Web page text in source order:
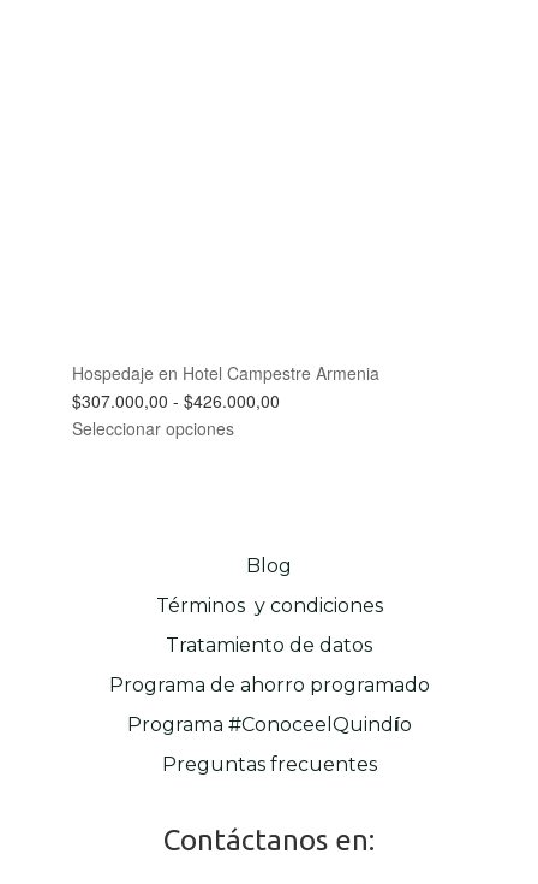
Hospedaje en Hotel Campestre Armenia
$307.000,00 - $426.000,00Rango
$426.000,00
Seleccionar opciones
Blog
Términos y condiciones
Tratamiento de datos
Programa de ahorro programado
Programa #ConoceelQuind ío
Preguntas frecuentes
Contáctanos en: